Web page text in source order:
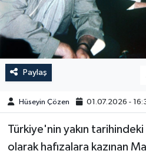
Paylaş
Hüseyin Çözen 01.07.2026 -
Türkiye'nin yakın
olarak hafızalara kazınan